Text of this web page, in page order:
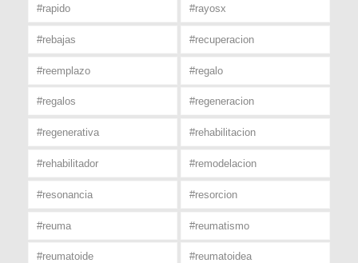
#rapido #rayosx
#rebajas #recuperacion
#reemplazo #regalo
#regalos #regeneracion
#regenerativa #rehabilitacion
#rehabilitador #remodelacion
#resonancia #resorcion
#reuma #reumatismo
#reumatoide #reumatoidea